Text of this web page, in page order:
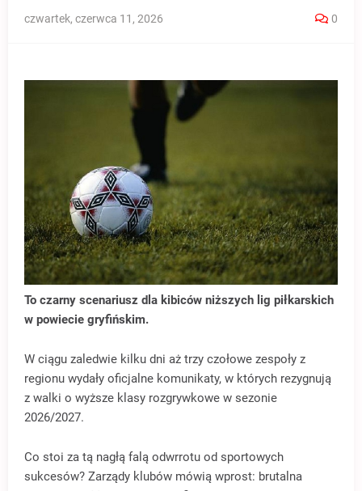
czwartek, czerwca 11, 2026 0
To czarny scenariusz dla kibiców niższych lig piłkarskich
w powiecie gryfińskim.
W ciągu zaledwie kilku dni aż trzy czołowe zespoły z
regionu wydały oficjalne komunikaty, w których rezygnują
z walki o wyższe klasy rozgrywkowe w sezonie
2026/2027.
Co stoi za tą nagłą falą odwrrotu od sportowych
sukcesów? Zarządy klubów mówią wprost: brutalna